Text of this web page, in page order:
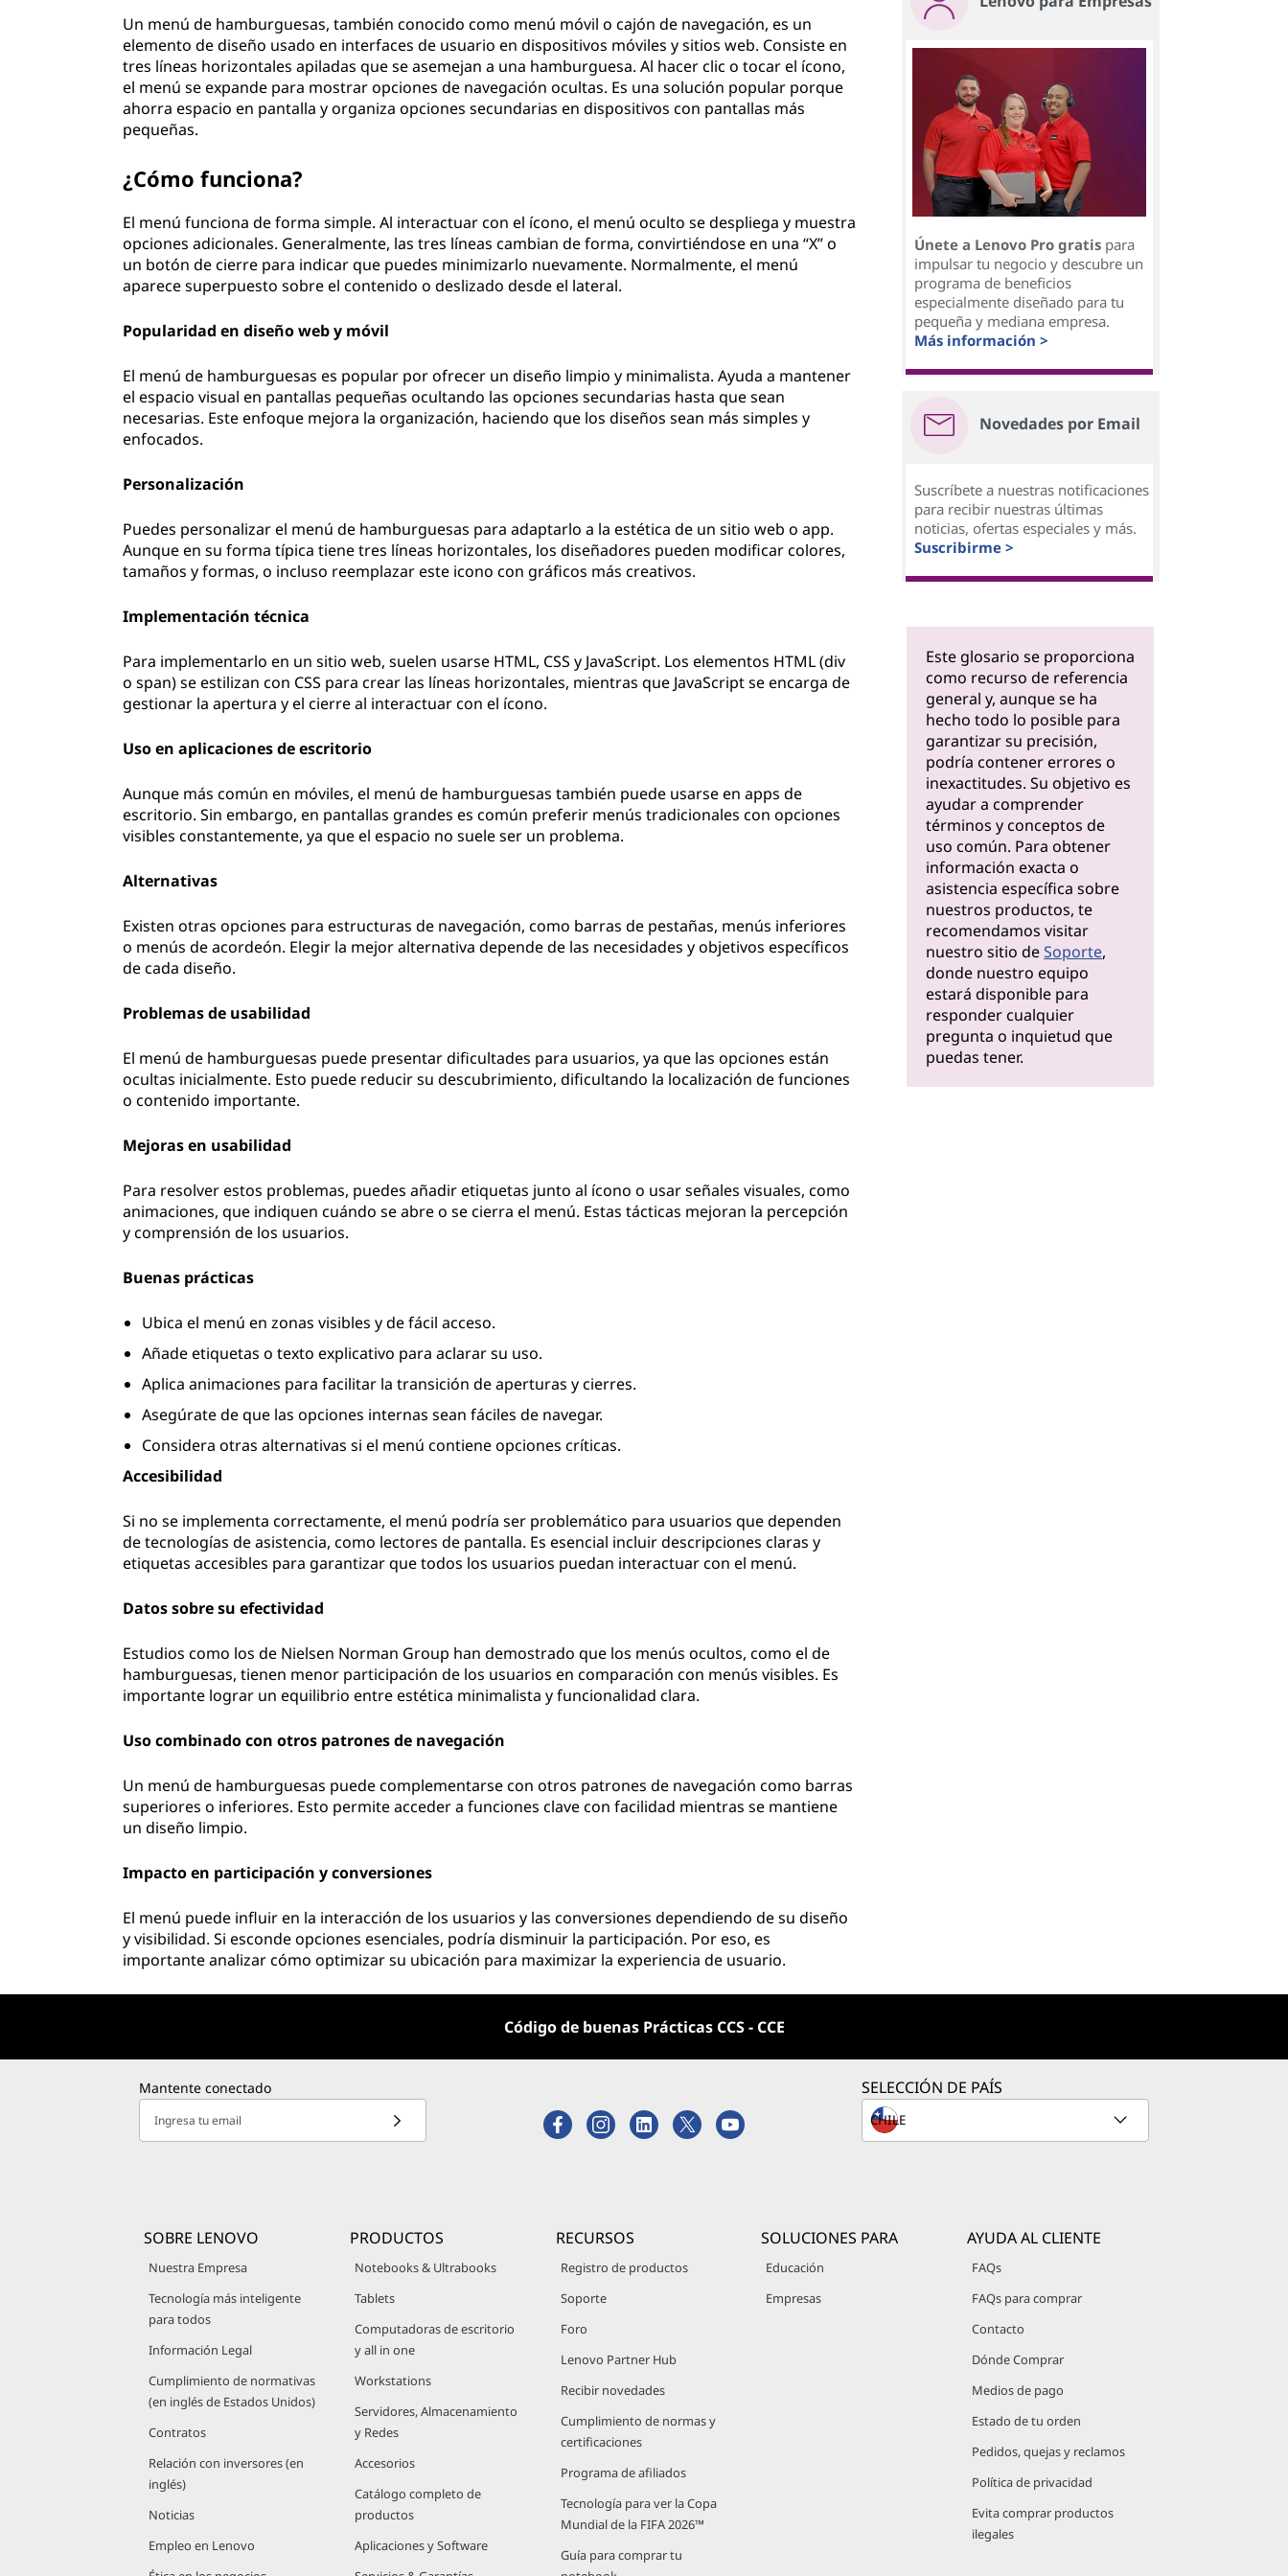
Un menú de hamburguesas, también conocido como menú móvil o cajón de navegación, es un
elemento de diseño usado en interfaces de usuario en dispositivos móviles y sitios web. Consiste en
tres líneas horizontales apiladas que se asemejan a una hamburguesa. Al hacer clic o tocar el ícono,
el menú se expande para mostrar opciones de navegación ocultas. Es una solución popular porque
ahorra espacio en pantalla y organiza opciones secundarias en dispositivos con pantallas más
pequeñas.
¿Cómo funciona?
El menú funciona de forma simple. Al interactuar con el ícono, el menú oculto se despliega y muestra
opciones adicionales. Generalmente, las tres líneas cambian de forma, convirtiéndose en una “X” o
un botón de cierre para indicar que puedes minimizarlo nuevamente. Normalmente, el menú
aparece superpuesto sobre el contenido o deslizado desde el lateral.
Popularidad en diseño web y móvil
El menú de hamburguesas es popular por ofrecer un diseño limpio y minimalista. Ayuda a mantener
el espacio visual en pantallas pequeñas ocultando las opciones secundarias hasta que sean
necesarias. Este enfoque mejora la organización, haciendo que los diseños sean más simples y
enfocados.
Personalización
Puedes personalizar el menú de hamburguesas para adaptarlo a la estética de un sitio web o app.
Aunque en su forma típica tiene tres líneas horizontales, los diseñadores pueden modificar colores,
tamaños y formas, o incluso reemplazar este icono con gráficos más creativos.
Implementación técnica
Para implementarlo en un sitio web, suelen usarse HTML, CSS y JavaScript. Los elementos HTML (div
o span) se estilizan con CSS para crear las líneas horizontales, mientras que JavaScript se encarga de
gestionar la apertura y el cierre al interactuar con el ícono.
Uso en aplicaciones de escritorio
Aunque más común en móviles, el menú de hamburguesas también puede usarse en apps de
escritorio. Sin embargo, en pantallas grandes es común preferir menús tradicionales con opciones
visibles constantemente, ya que el espacio no suele ser un problema.
Alternativas
Existen otras opciones para estructuras de navegación, como barras de pestañas, menús inferiores
o menús de acordeón. Elegir la mejor alternativa depende de las necesidades y objetivos específicos
de cada diseño.
Problemas de usabilidad
El menú de hamburguesas puede presentar dificultades para usuarios, ya que las opciones están
ocultas inicialmente. Esto puede reducir su descubrimiento, dificultando la localización de funciones
o contenido importante.
Mejoras en usabilidad
Para resolver estos problemas, puedes añadir etiquetas junto al ícono o usar señales visuales, como
animaciones, que indiquen cuándo se abre o se cierra el menú. Estas tácticas mejoran la percepción
y comprensión de los usuarios.
Buenas prácticas
Ubica el menú en zonas visibles y de fácil acceso.
Añade etiquetas o texto explicativo para aclarar su uso.
Aplica animaciones para facilitar la transición de aperturas y cierres.
Asegúrate de que las opciones internas sean fáciles de navegar.
Considera otras alternativas si el menú contiene opciones críticas.
Accesibilidad
Si no se implementa correctamente, el menú podría ser problemático para usuarios que dependen
de tecnologías de asistencia, como lectores de pantalla. Es esencial incluir descripciones claras y
etiquetas accesibles para garantizar que todos los usuarios puedan interactuar con el menú.
Datos sobre su efectividad
Estudios como los de Nielsen Norman Group han demostrado que los menús ocultos, como el de
hamburguesas, tienen menor participación de los usuarios en comparación con menús visibles. Es
importante lograr un equilibrio entre estética minimalista y funcionalidad clara.
Uso combinado con otros patrones de navegación
Un menú de hamburguesas puede complementarse con otros patrones de navegación como barras
superiores o inferiores. Esto permite acceder a funciones clave con facilidad mientras se mantiene
un diseño limpio.
Impacto en participación y conversiones
El menú puede influir en la interacción de los usuarios y las conversiones dependiendo de su diseño
y visibilidad. Si esconde opciones esenciales, podría disminuir la participación. Por eso, es
importante analizar cómo optimizar su ubicación para maximizar la experiencia de usuario.
Únete a Lenovo Pro gratispara
impulsar tu negocio y descubre un
programa de beneficios
especialmente diseñado para tu
pequeña y mediana empresa.
Más información >
Novedades por Email
Suscríbete a nuestras notificaciones
para recibir nuestras últimas
noticias, ofertas especiales y más.
Suscribirme >
Este glosario se proporciona
como recurso de referencia
general y, aunque se ha
hecho todo lo posible para
garantizar su precisión,
podría contener errores o
inexactitudes. Su objetivo es
ayudar a comprender
términos y conceptos de
uso común. Para obtener
información exacta o
asistencia específica sobre
nuestros productos, te
recomendamos visitar
nuestro sitio deSoporte,
donde nuestro equipo
estará disponible para
responder cualquier
pregunta o inquietud que
puedas tener.
Código de buenas Prácticas CCS - CCE
Mantente conectado
Ingresa tu email
SELECCIÓN DE PAÍS
SOBRE LENOVO
Nuestra Empresa
Tecnología más inteligente
para todos
Información Legal
Cumplimiento de normativas
(en inglés de Estados Unidos)
Contratos
Relación con inversores (en
inglés)
Noticias
Empleo en Lenovo
PRODUCTOS
Notebooks & Ultrabooks
Tablets
Computadoras de escritorio
y all in one
Workstations
Servidores, Almacenamiento
y Redes
Accesorios
Catálogo completo de
productos
Aplicaciones y Software
RECURSOS
Registro de productos
Soporte
Foro
Lenovo Partner Hub
Recibir novedades
Cumplimiento de normas y
certificaciones
Programa de afiliados
Tecnología para ver la Copa
Mundial de la FIFA 2026™
Guía para comprar tu
SOLUCIONES PARA
Educación
Empresas
AYUDA AL CLIENTE
FAQs
FAQs para comprar
Contacto
Dónde Comprar
Medios de pago
Estado de tu orden
Pedidos, quejas y reclamos
Política de privacidad
Evita comprar productos
ilegales